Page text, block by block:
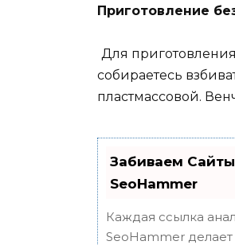
Приготовление
Для
собираетесь
пластмассовой.
Забиваем
SeoHammer
Каждая ссылка
SeoHammer